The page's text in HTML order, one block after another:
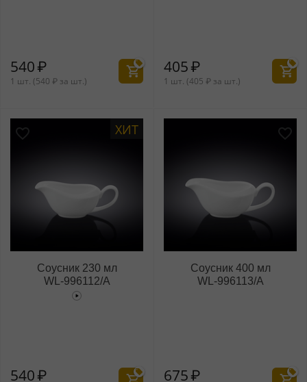
540₽
1 шт. (540 ₽ за шт.)
405₽
1 шт. (405 ₽ за шт.)
ХИТ
Соусник 230 мл
WL‑996112/A
540₽
Соусник 400 мл
WL‑996113/A
675₽